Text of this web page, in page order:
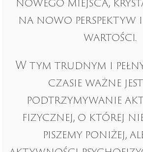
na nowo perspektyw
wartości.
W tym trudnym i
czasie ważne
podtrzymywanie
fizycznej, o której
piszemy poniżej,